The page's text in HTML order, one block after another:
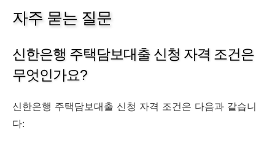
자주 묻는 질문
신한은행 주택담보대출 신청 자격 조건은
무엇인가요?
신한은행 주택담보대출 신청 자격 조건은 다음과 같습니
다: